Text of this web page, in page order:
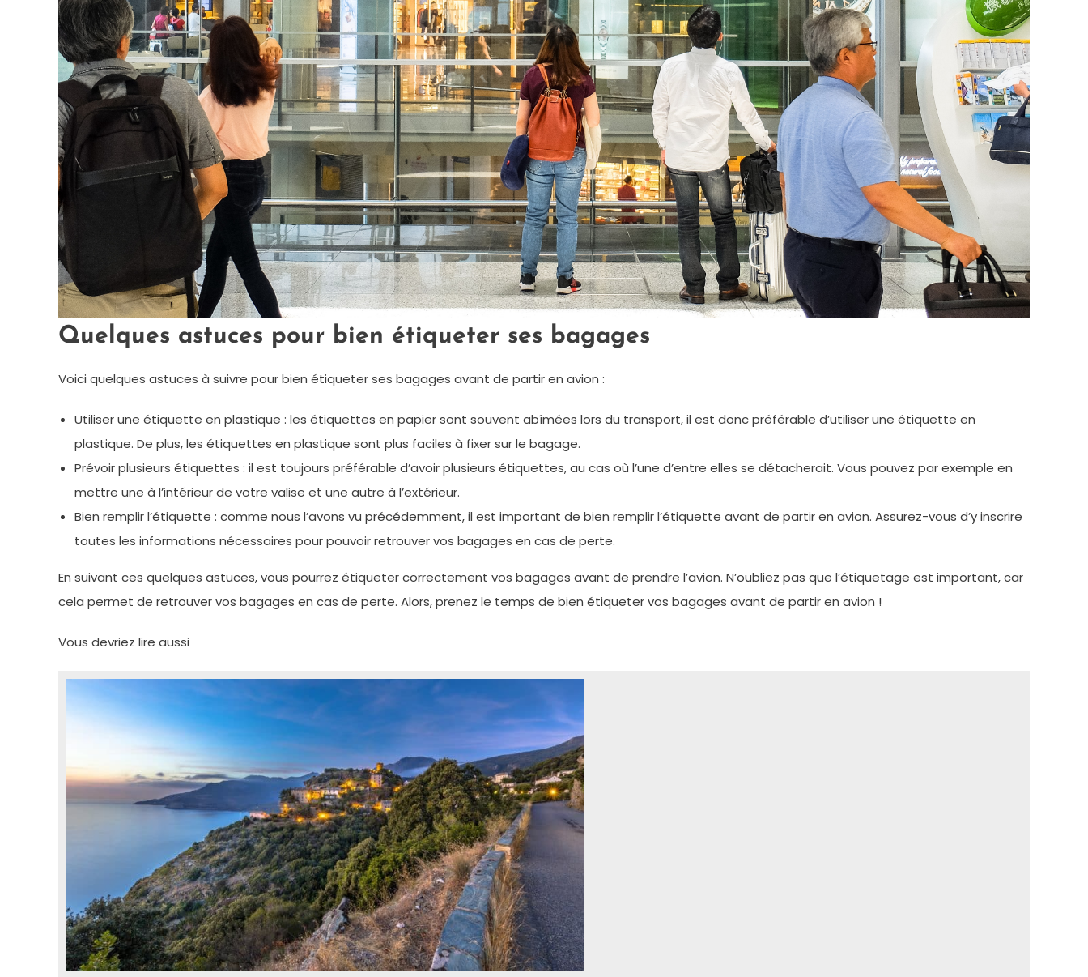
Quelques astuces pour bien étiqueter ses bagages
Voici quelques astuces à suivre pour bien étiqueter ses bagages avant de partir en avion :
Utiliser une étiquette en plastique : les étiquettes en papier sont souvent abîmées lors du transport, il est donc préférable d’utiliser une étiquette en
plastique. De plus, les étiquettes en plastique sont plus faciles à fixer sur le bagage.
Prévoir plusieurs étiquettes : il est toujours préférable d’avoir plusieurs étiquettes, au cas où l’une d’entre elles se détacherait. Vous pouvez par exemple en
mettre une à l’intérieur de votre valise et une autre à l’extérieur.
Bien remplir l’étiquette : comme nous l’avons vu précédemment, il est important de bien remplir l’étiquette avant de partir en avion. Assurez-vous d’y inscrire
toutes les informations nécessaires pour pouvoir retrouver vos bagages en cas de perte.
En suivant ces quelques astuces, vous pourrez étiqueter correctement vos bagages avant de prendre l’avion. N’oubliez pas que l’étiquetage est important, car
cela permet de retrouver vos bagages en cas de perte. Alors, prenez le temps de bien étiqueter vos bagages avant de partir en avion !
Vous devriez lire aussi